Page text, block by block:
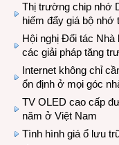
Thị trường chip nhớ
hiếm đẩy giá bộ nhớ
Hội nghị Đối tác Nhà
các giải pháp tăng
Internet không chỉ
ổn định ở mọi góc
TV OLED cao cấp
năm ở Việt Nam
Tình hình giá ổ lưu